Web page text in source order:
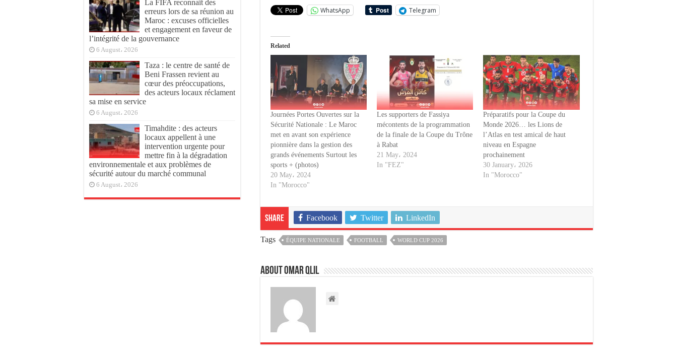
WhatsApp Telegram
Related
Journées Portes Ouvertes sur la
Sécurité Nationale : Le Maroc
met en avant son expérience
pionnière dans la gestion des
grands événements Surtout les
sports + (photos)
20 May، 2024
In "Morocco"
Les supporters de Fassiya
mécontents de la programmation
de la finale de la Coupe du Trône
à Rabat
21 May، 2024
In "FEZ"
Préparatifs pour la Coupe du
Monde 2026… les Lions de
l’Atlas en test amical de haut
niveau en Espagne
prochainement
30 January، 2026
In "Morocco"
Share Facebook Twitter LinkedIn
Tags ÉQUIPE NATIONALE FOOTBALL WORLD CUP 2026
About omar qlil
La FIFA reconnaît des
erreurs lors de sa réunion au
Maroc : excuses officielles
et engagement en faveur de
l’intégrité de la gouvernance
6 August، 2026
Taza : le centre de santé de
Beni Frassen revient au
cœur des préoccupations,
des acteurs locaux réclament
sa mise en service
6 August، 2026
Timahdite : des acteurs
locaux appellent à une
intervention urgente pour
mettre fin à la dégradation
environnementale et aux problèmes de
sécurité autour du marché communal
6 August، 2026